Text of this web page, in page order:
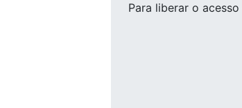
Para liberar o acesso